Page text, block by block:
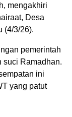
mengakhiri
Desa
(4/3/26).
pemerintah
suci Ramadhan.
ini
yang patut